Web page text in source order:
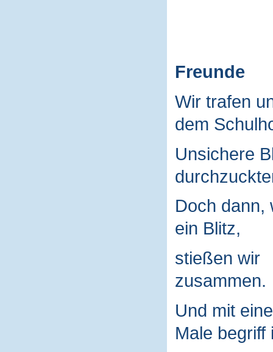
Freunde
Wir trafen
dem
Unsichere
Doch dann,
ein Blitz,
stießen wir
zusammen.
Und mit
Male begriff